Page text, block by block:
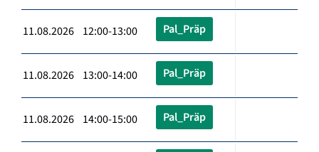
11.08.2026 12:00-13:00 Pal_Präp
11.08.2026 13:00-14:00 Pal_Präp
11.08.2026 14:00-15:00 Pal_Präp